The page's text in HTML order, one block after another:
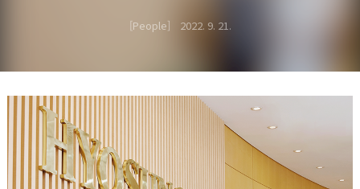
People 2022. 9. 21.